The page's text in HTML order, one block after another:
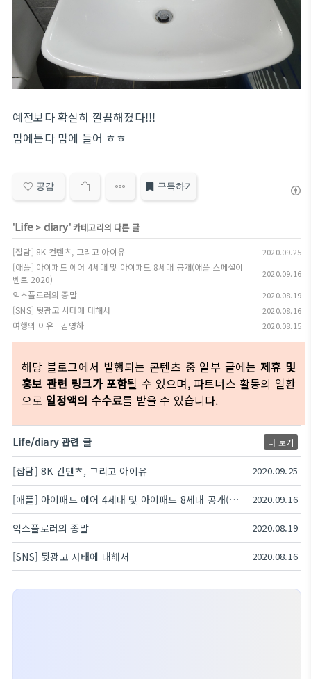
예전보다 확실히 깔끔해졌다!!!
맘에든다 맘에 들어 ㅎㅎ
공감 구독하기
'Life > diary' 카테고리의 다른 글
[잡담] 8K 컨텐츠, 그리고 아이유 2020.09.25
[애플] 아이패드 에어 4세대 및 아이패드 8세대 공개(애플 스페셜이
벤트 2020)
2020.09.16
익스플로러의 종말 2020.08.19
[SNS] 뒷광고 사태에 대해서 2020.08.16
여행의 이유 - 김영하 2020.08.15
해당 블로그에서 발행되는 콘텐츠 중 일부 글에는 제휴 및
홍보 관련 링크가 포함될 수 있으며, 파트너스 활동의 일환
으로 일정액의 수수료를 받을 수 있습니다.
Life/diary 관련 글 더 보기
[잡담] 8K 컨텐츠, 그리고 아이유 2020.09.25
[애플] 아이패드 에어 4세대 및 아이패드 8세대 공개(애플 스페셜이벤트 2020) 2020.09.16
익스플로러의 종말 2020.08.19
[SNS] 뒷광고 사태에 대해서 2020.08.16